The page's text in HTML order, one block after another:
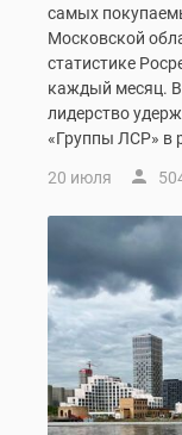
проекте
Контакты
Реклама
Машино-
ипотека
#рассрочка
ипотека
Квартиры
скидками
самых
Московской
статистике
каждый месяц.
лидерство
«Группы ЛСР» в
20 июля